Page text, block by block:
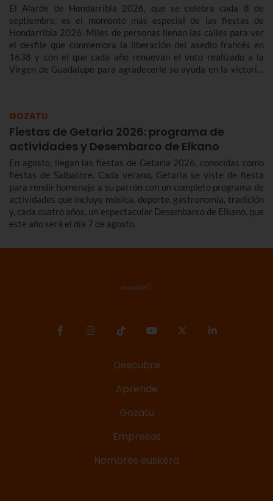
El Alarde de Hondarribia 2026, que se celebra cada 8 de
septiembre, es el momento más especial de las fiestas de
Hondarribia 2026. Miles de personas llenan las calles para ver
el desfile que conmemora la liberación del asedio francés en
1638 y con el que cada año renuevan el voto realizado a la
Virgen de Guadalupe para agradecerle su ayuda en la victoria.
septiembre.
GOZATU
Fiestas de Getaria 2026: programa de
actividades y Desembarco de Elkano
En agosto, llegan las fiestas de Getaria 2026, conocidas como
fiestas de Salbatore. Cada verano, Getaria se viste de fiesta
para rendir homenaje a su patrón con un completo programa de
actividades que incluye música, deporte, gastronomía, tradición
y, cada cuatro años, un espectacular Desembarco de Elkano, que
este año será el día 7 de agosto.
Descubre
Aprende
Gozatu
Empresas
Nombres euskera